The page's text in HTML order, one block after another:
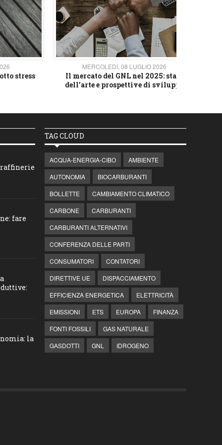
stress
MERCOLEDÌ, 08 LUGLIO 2026
Il mercato del GNL nel 2025: stato
dell’arte e prospettive di sviluppo
raffinerie
fare
la
TAG CLOUD
ACQUA-ENERGIA-CIBO
AMBIENTE
AUTONOMIA
BIOCARBURANTI
BOLLETTE
CAMBIAMENTO CLIMATICO
CARBONE
CARBURANTI
CARBURANTI ALTERNATIVI
CONFERENZA DELLE PARTI
CONSUMATORI
CONTATORI
DIRETTIVE UE
DISPACCIAMENTO
EFFICIENZA ENERGETICA
ELETTRICITÀ
EMISSIONI
ETS EUROPA
FINANZA
FONTI FOSSILI
GAS NATURALE
GASDOTTI
GNL IDROGENO